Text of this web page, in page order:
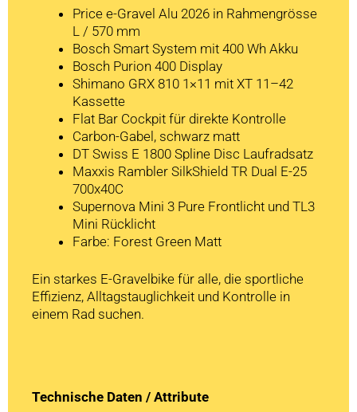
Price e-Gravel Alu 2026 in Rahmengrösse
L / 570 mm
Bosch Smart System mit 400 Wh Akku
Bosch Purion 400 Display
Shimano GRX 810 1×11 mit XT 11–42
Kassette
Flat Bar Cockpit für direkte Kontrolle
Carbon-Gabel, schwarz matt
DT Swiss E 1800 Spline Disc Laufradsatz
Maxxis Rambler SilkShield TR Dual E-25
700x40C
Supernova Mini 3 Pure Frontlicht und TL3
Mini Rücklicht
Farbe: Forest Green Matt
Ein starkes E-Gravelbike für alle, die sportliche
Effizienz, Alltagstauglichkeit und Kontrolle in
einem Rad suchen.
Technische Daten / Attribute